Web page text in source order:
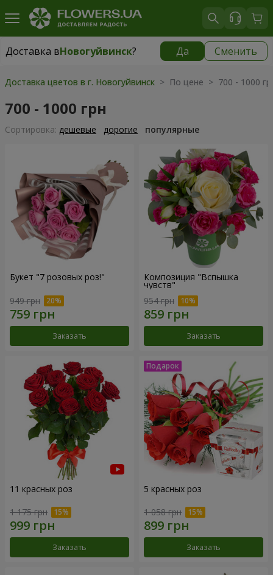
Доставка вНовогуйвинск? Да Сменить
Доставка вНовогуйвинск| бесплатно
Доставка цветов в г. Новогуйвинск > По цене > 700 - 1000
700 - 1000 грн
Cортировка: дешевые дорогие популярные
Букет "7 розовых роз!"
949 грн
Заказать
Композиция "Вспышка
чувств"
954 грн
Заказать
11 красных роз
1 175 грн
Заказать
5 красных роз
1 058 грн
Заказать